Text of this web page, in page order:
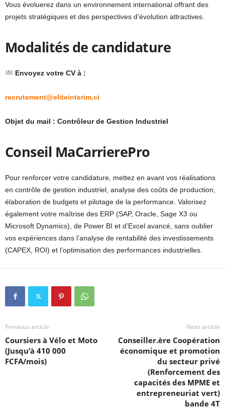
Vous évoluerez dans un environnement international offrant des
projets stratégiques et des perspectives d’évolution attractives.
Modalités de candidature
Envoyez votre CV à :
recrutement@eliteinterim.ci
Objet du mail : Contrôleur de Gestion Industriel
Conseil MaCarrierePro
Pour renforcer votre candidature, mettez en avant vos réalisations
en contrôle de gestion industriel, analyse des coûts de production,
élaboration de budgets et pilotage de la performance. Valorisez
également votre maîtrise des ERP (SAP, Oracle, Sage X3 ou
Microsoft Dynamics), de Power BI et d’Excel avancé, sans oublier
vos expériences dans l’analyse de rentabilité des investissements
(CAPEX, ROI) et l’optimisation des performances industrielles.
Previous article
Coursiers à Vélo et Moto
(Jusqu’à 410 000
FCFA/mois)
Next article
Conseiller.ère Coopération
économique et promotion
du secteur privé
(Renforcement des
capacités des MPME et
entrepreneuriat vert)
bande 4T